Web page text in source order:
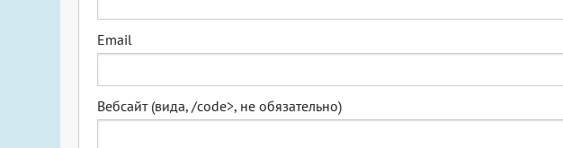
Email
Вебсайт (вида,/code>, не обязательно)